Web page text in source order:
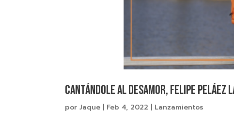
CANTÁNDOLE AL DESAMOR, FELIPE PELÁEZ
porJaque Feb 4, 2022 Lanzamientos